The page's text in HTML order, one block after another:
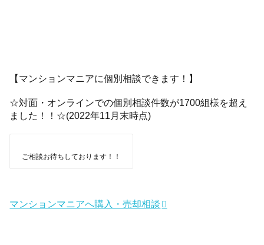
【マンションマニアに個別相談できます！】
☆対面・オンラインでの個別相談件数が1700組様を超え
ました！！☆(2022年11月末時点)
ご相談お待ちしております！！
マンションマニアへ購入・売却相談